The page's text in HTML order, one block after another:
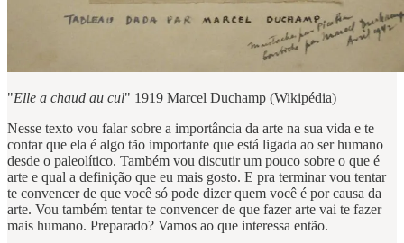
"Elle a chaud au cul" 1919 Marcel Duchamp (Wikipédia)
Nesse texto vou falar sobre a importância da arte na sua vida e te
contar que ela é algo tão importante que está ligada ao ser humano
desde o paleolítico. Também vou discutir um pouco sobre o que é
arte e qual a definição que eu mais gosto. E pra terminar vou tentar
te convencer de que você só pode dizer quem você é por causa da
arte. Vou também tentar te convencer de que fazer arte vai te fazer
mais humano. Preparado? Vamos ao que interessa então.